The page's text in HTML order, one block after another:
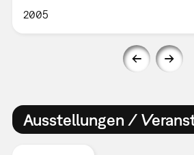
2005
Ausstellungen /